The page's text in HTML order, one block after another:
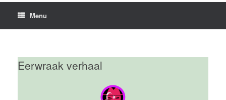
Menu
Eerwraak verhaal